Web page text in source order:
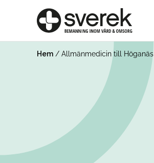
Hem / Allmänmedicin till Höganäs